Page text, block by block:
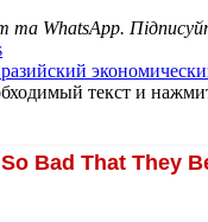
та WhatsApp.
текст и